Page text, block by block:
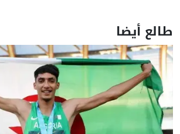
طالع أيضا